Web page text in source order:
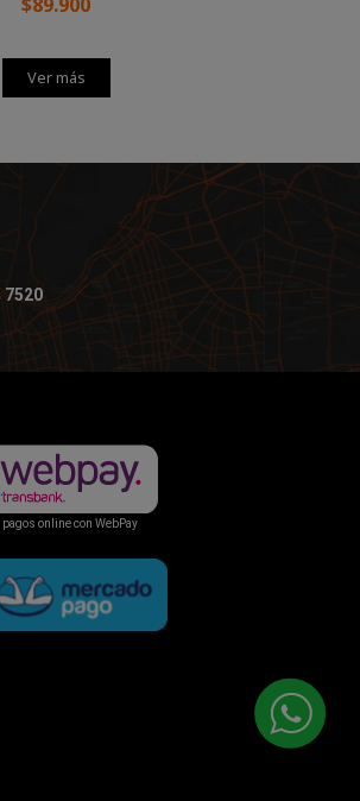
Ver más
7520
pagos online con WebPay